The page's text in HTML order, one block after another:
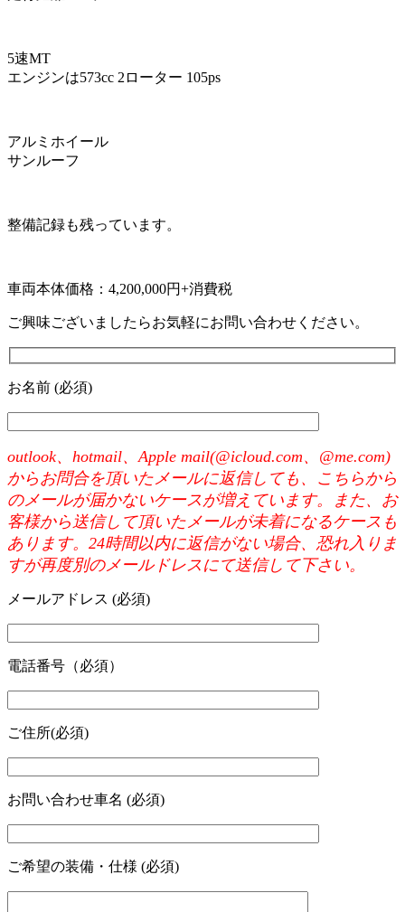
5速MT
エンジンは573cc 2ローター 105ps
アルミホイール
サンルーフ
整備記録も残っています。
車両本体価格：4,200,000円+消費税
ご興味ございましたらお気軽にお問い合わせください。
お名前 (必須)
outlook、hotmail、Apple mail(@icloud.com、@me.com)
からお問合を頂いたメールに返信しても、こちらから
のメールが届かないケースが増えています。また、お
客様から送信して頂いたメールが未着になるケースも
あります。24時間以内に返信がない場合、恐れ入りま
すが再度別のメールドレスにて送信して下さい。
メールアドレス (必須)
電話番号（必須）
ご住所(必須)
お問い合わせ車名 (必須)
ご希望の装備・仕様 (必須)